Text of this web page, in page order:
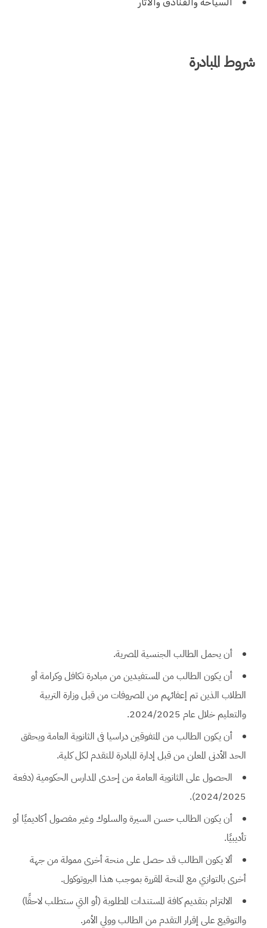
شروط المبادرة
أن يحمل الطالب الجنسية المصرية.
أن يكون الطالب من المستفيدين من مبادرة تكافل وكرامة أو
الطلاب الذين تم إعفائهم من المصروفات من قبل وزارة التربية
والتعليم خلال عام 2024/2025.
أن يكون الطالب من المتفوقين دراسيا فى الثانوية العامة ويحقق
الحد الأدنى المعلن من قبل إدارة المبادرة للتقدم لكل كلية.
الحصول على الثانوية العامة من إحدى المدارس الحكومية (دفعة
2024/2025).
أن يكون الطالب حسن السيرة والسلوك وغير مفصول أكاديميًا أو
تأديبيًا.
ألا يكون الطالب قد حصل على منحة أخرى ممولة من جهة
أخرى بالتوازي مع المنحة المقررة بموجب هذا البروتوكول.
الالتزام بتقديم كافة المستندات المطلوبة (أو التي ستطلب لاحقًا)
والتوقيع على إقرار التقدم من الطالب وولي الأمر.